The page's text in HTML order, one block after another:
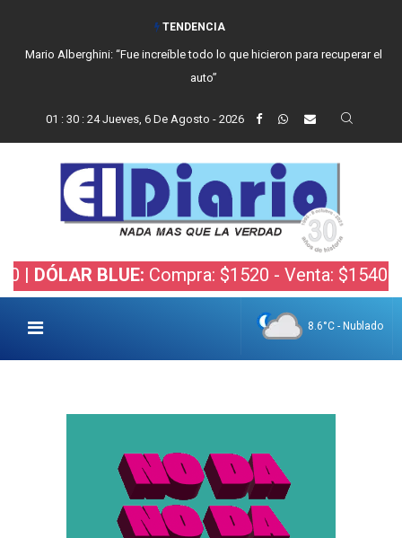
TENDENCIA
Mario Alberghini: “Fue increíble todo lo que hicieron para recuperar el
auto”
01 : 30: 25 Jueves, 6 De Agosto - 2026
BLUE:Compra: $1520 - Venta: $1540 |DÓLAR
8.6°C - Nublado